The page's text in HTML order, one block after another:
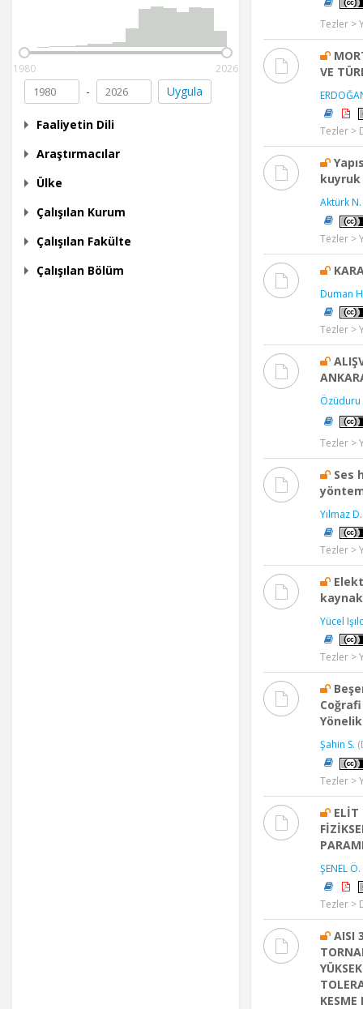
1980 2026
- Uygula
Faaliyetin Dili
Araştırmacılar
Ülke
Çalışılan Kurum
Çalışılan Fakülte
Çalışılan Bölüm
Tezler >
VE
Tezler >
kuyruk
Aktürk N.
Tezler >
Duman
Tezler >
Özüduru
Tezler >
Ses
Yılmaz D.
Tezler >
Yücel
Tezler >
Şahin S.
Tezler >
ELİT
ŞENEL Ö.
Tezler >
AISI
KESME